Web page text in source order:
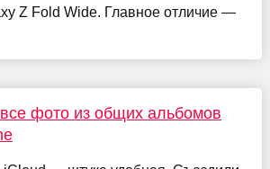
Z Fold Wide. Главное отличие —
все фото из общих альбомов